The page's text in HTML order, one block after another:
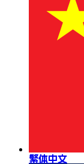
繁体中文